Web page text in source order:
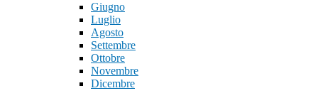
Giugno
Luglio
Agosto
Settembre
Ottobre
Novembre
Dicembre